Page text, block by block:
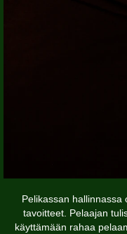
Pelikassan
tavoitteet. Pelaajan
käyttämään rahaa